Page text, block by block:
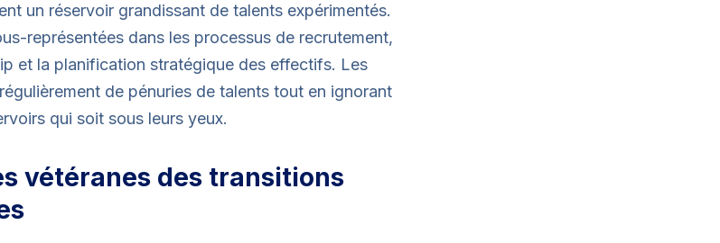
un réservoir grandissant de talents expérimentés.
représentées dans les processus de recrutement,
et la planification stratégique des effectifs. Les
de pénuries de talents tout en ignorant
qui soit sous leurs yeux.
vétéranes des transitions